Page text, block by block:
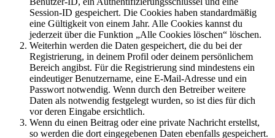
Session-ID gespeichert. Die Cookies haben standardmäßig
eine Gültigkeit von einem Jahr. Alle Cookies kannst du
jederzeit über die Funktion „Alle Cookies löschen“ löschen.
Weiterhin werden die Daten gespeichert, die du bei der
Registrierung, in deinem Profil oder deinem persönlichem
Bereich angibst. Für die Registrierung sind mindestens ein
eindeutiger Benutzername, eine E-Mail-Adresse und ein
Passwort notwendig. Wenn durch den Betreiber weitere
Daten als notwendig festgelegt wurden, so ist dies für dich
vor deren Eingabe ersichtlich.
Wenn du einen Beitrag oder eine private Nachricht erstellst,
so werden die dort eingegebenen Daten ebenfalls gespeichert.